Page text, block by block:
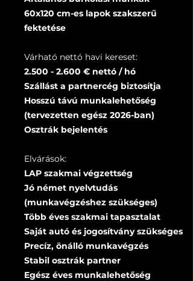
60x120 cm-es lapok szakszerű
fektetése
Várható nettó havi kereset:
2.500 - 2.600 € nettó / hó
Szállást a partnercég biztosítja
Hosszú távú munkalehetőség
(tervezetten egész 2026-ban)
Osztrák bejelentés
Elvárások:
LAP szakmai végzettség
Jó német nyelvtudás
(munkavégzéshez szükséges)
Több éves szakmai tapasztalat
Saját autó és jogosítvány szükséges
Precíz, önálló munkavégzés
Stabil osztrák partner
Egész éves munkalehetőség